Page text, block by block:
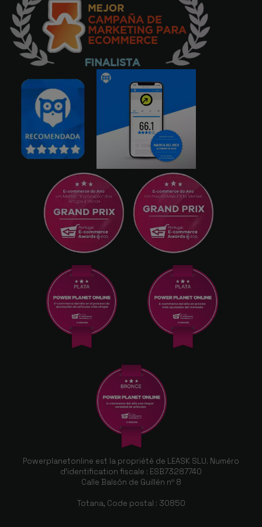
Powerplanetonline est la propriété de LEASK SLU. Numéro
d'identification fiscale : ESB73287740
Calle Balsón de Guillén nº 8
Totana, Code postal : 30850